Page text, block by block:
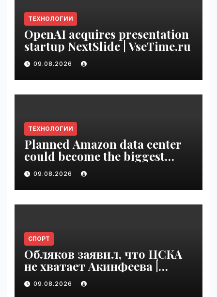
ТЕХНОЛОГИИ
OpenAI acquires presentation
startup NextSlide | VseTime.ru
09.08.2026
ТЕХНОЛОГИИ
Planned Amazon data center
could become the biggest
climate polluter in the U.S. |
VseTime.ru
09.08.2026
СПОРТ
Обляков заявил, что ЦСКА
не хватает Акинфеева |
VseTime.ru
09.08.2026